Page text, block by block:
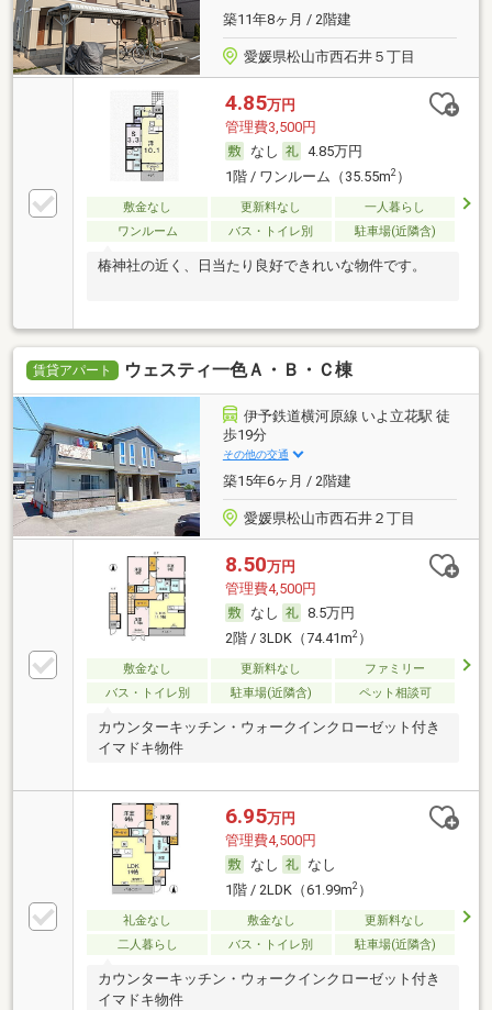
築11年8ヶ月 / 2階建
愛媛県松山市西石井５丁目
4.85万円
管理費3,500円
なし
4.85万円
1階 / ワンルーム（35.55m2）
敷金なし 更新料なし
一人暮らし
ワンルーム
バス・トイレ別 駐車場(近隣含)
椿神社の近く、日当たり良好できれいな物件です。
賃貸アパート ウェスティ一色Ａ・Ｂ・Ｃ棟
伊予鉄道横河原線 いよ立花駅 徒
歩19分
その他の交通
築15年6ヶ月 / 2階建
愛媛県松山市西石井２丁目
8.50万円
管理費4,500円
なし
8.5万円
2階 / 3LDK（74.41m2）
敷金なし 更新料なし
ファミリー
バス・トイレ別
駐車場(近隣含) ペット相談可
カウンターキッチン・ウォークインクローゼット付き
イマドキ物件
6.95万円
管理費4,500円
なし
なし
1階 / 2LDK（61.99m2）
礼金なし 敷金なし
更新料なし
二人暮らし
バス・トイレ別 駐車場(近隣含)
カウンターキッチン・ウォークインクローゼット付き
イマドキ物件